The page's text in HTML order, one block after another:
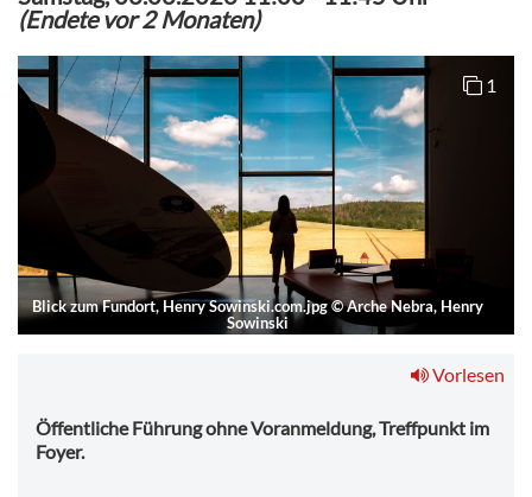
(Endete vor 2 Monaten)
Blick zum Fundort, Henry Sowinski.com.jpg©Arche Nebra, Henry
Sowinski
1
Vorlesen
Öffentliche Führung ohne Voranmeldung, Treffpunkt im
Foyer.